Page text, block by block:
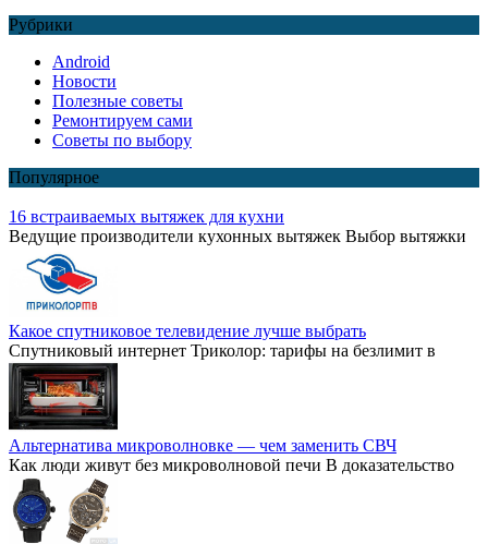
Рубрики
Android
Новости
Полезные советы
Ремонтируем сами
Советы по выбору
Популярное
16 встраиваемых вытяжек для кухни
Ведущие производители кухонных вытяжек Выбор вытяжки
Какое спутниковое телевидение лучше выбрать
Спутниковый интернет Триколор: тарифы на безлимит в
Альтернатива микроволновке — чем заменить СВЧ
Как люди живут без микроволновой печи В доказательство